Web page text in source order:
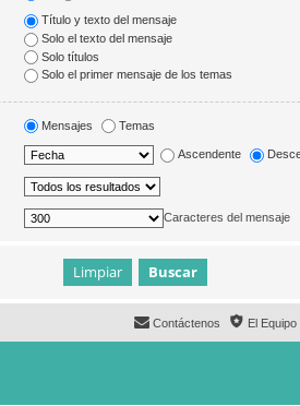
Título y texto del mensaje
Solo el texto del mensaje
Solo títulos
Solo el primer mensaje de los temas
Mensajes Temas
Ascendente
Caracteres del mensaje
El Equipo
Contáctenos